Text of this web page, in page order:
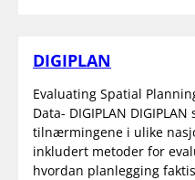
DIGIPLAN
Evaluating Spatial
Data- DIGIPLAN
tilnærmingene i ulike
inkludert metoder for
hvordan planlegging